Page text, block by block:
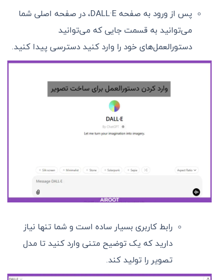
پس از ورود به صفحه DALL·E، در صفحه اصلی شما
می‌توانید به قسمت جایی که می‌توانید
دستورالعمل‌های خود را وارد کنید دسترسی پیدا کنید.
رابط کاربری بسیار ساده است و شما تنها نیاز
دارید که یک توضیح متنی وارد کنید تا مدل
تصویر را تولید کند.